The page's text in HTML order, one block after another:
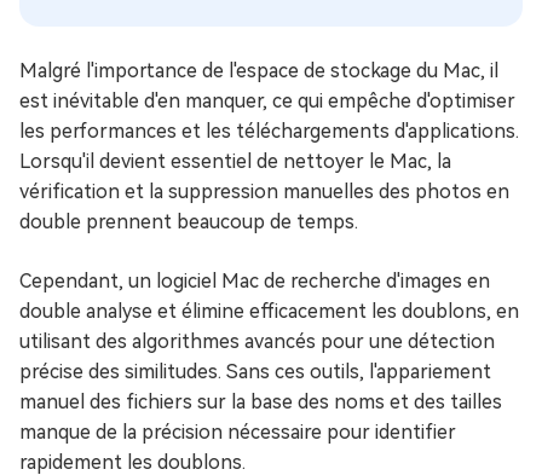
Malgré l'importance de l'espace de stockage du Mac, il
est inévitable d'en manquer, ce qui empêche d'optimiser
les performances et les téléchargements d'applications.
Lorsqu'il devient essentiel de nettoyer le Mac, la
vérification et la suppression manuelles des photos en
double prennent beaucoup de temps.
Cependant, un logiciel Mac de recherche d'images en
double analyse et élimine efficacement les doublons, en
utilisant des algorithmes avancés pour une détection
précise des similitudes. Sans ces outils, l'appariement
manuel des fichiers sur la base des noms et des tailles
manque de la précision nécessaire pour identifier
rapidement les doublons.